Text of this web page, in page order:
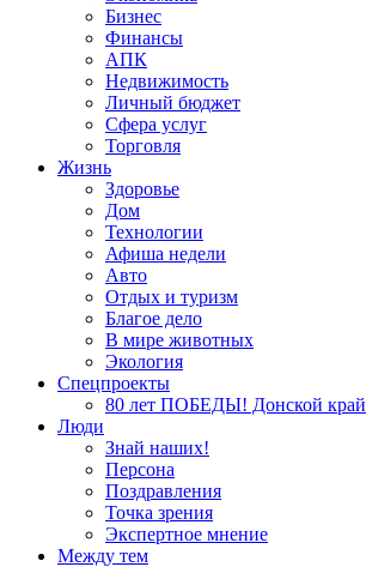
Бизнес
Финансы
АПК
Недвижимость
Личный бюджет
Сфера услуг
Торговля
Жизнь
Здоровье
Дом
Технологии
Афиша недели
Авто
Отдых и туризм
Благое дело
В мире животных
Экология
Спецпроекты
80 лет ПОБЕДЫ! Донской край
Люди
Знай наших!
Персона
Поздравления
Точка зрения
Экспертное мнение
Между тем